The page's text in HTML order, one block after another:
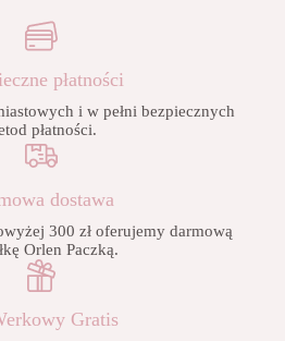
płatności
i w pełni bezpiecznych
płatności.
dostawa
300 zł oferujemy darmową
Orlen Paczką.
Gratis